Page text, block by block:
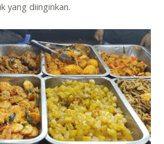
yang diinginkan.